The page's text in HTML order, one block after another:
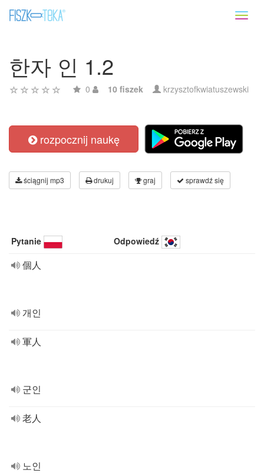
한자 인 1.2
0 10 fiszek krzysztofkwiatuszewski
rozpocznij naukę
ściągnij mp3 drukuj graj sprawdź się
Pytanie Odpowiedź
個人
개인
軍人
군인
老人
노인